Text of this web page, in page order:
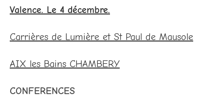
Valence. Le 4 décembre.
Carrières de Lumière et St Paul de Mausole
AIX les Bains CHAMBERY
CONFERENCES